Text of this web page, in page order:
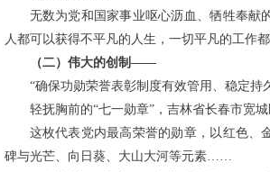
无数为党和国家事业呕心沥血、牺牲奉献
人都可以获得不平凡的人生，一切平凡的工作
（二）伟大的创制——
“确保功勋荣誉表彰制度有效管用、稳定持
轻抚胸前的“七一勋章”，吉林省长春市宽
这枚代表党内最高荣誉的勋章，以红色、
碑与光芒、向日葵、大山大河等元素……